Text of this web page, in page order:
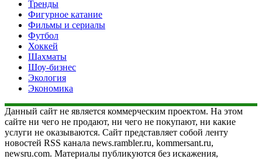
Тренды
Фигурное катание
Фильмы и сериалы
Футбол
Хоккей
Шахматы
Шоу-бизнес
Экология
Экономика
Данный сайт не является коммерческим проектом. На этом
сайте ни чего не продают, ни чего не покупают, ни какие
услуги не оказываются. Сайт представляет собой ленту
новостей RSS канала news.rambler.ru, kommersant.ru,
newsru.com. Материалы публикуются без искажения,